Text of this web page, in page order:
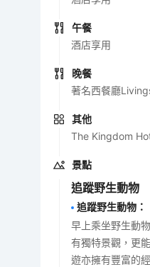
午餐
酒店享用
晚餐
著名西餐廳
其他
The Kingdom
景點
追蹤野生動物
追蹤野生動物 ：
早上乘坐野生動
有獨特景觀，更
遊亦擁有豐富的